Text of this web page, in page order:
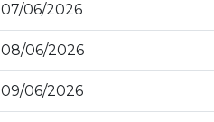
07/06/2026
08/06/2026
09/06/2026